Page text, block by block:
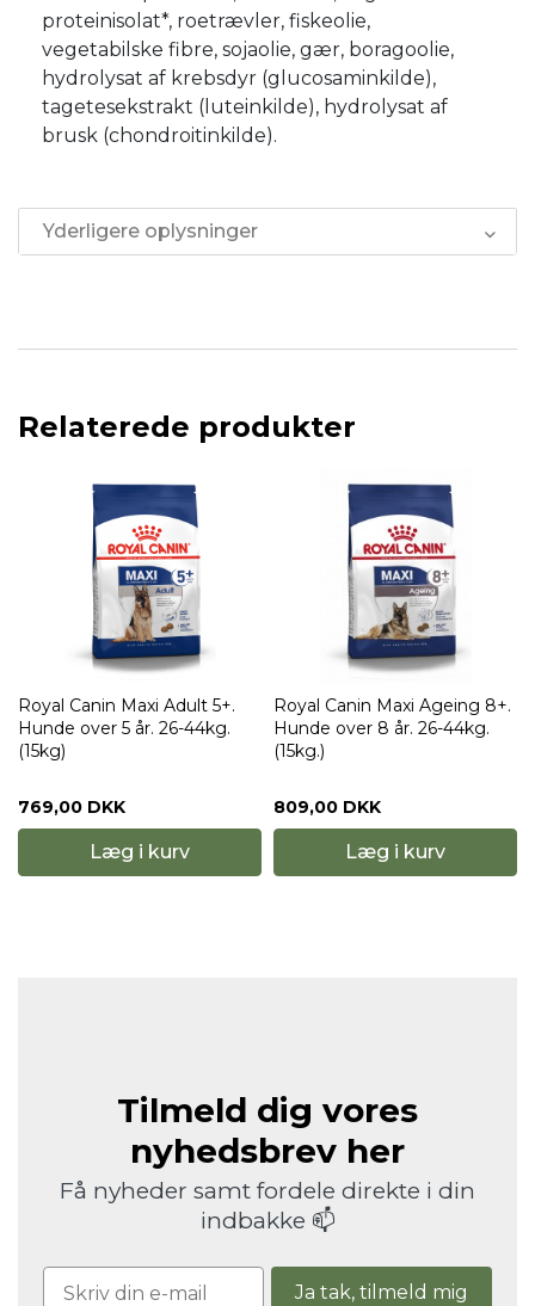
proteinisolat*, roetrævler, fiskeolie,
vegetabilske fibre, sojaolie, gær, boragoolie,
hydrolysat af krebsdyr (glucosaminkilde),
tagetesekstrakt (luteinkilde), hydrolysat af
brusk (chondroitinkilde).
Yderligere oplysninger
Relaterede produkter
Royal Canin Maxi Adult 5+.
Hunde over 5 år. 26-44kg.
(15kg)
769,00 DKK
Læg i kurv
Royal Canin Maxi Ageing 8+.
Hunde over 8 år. 26-44kg.
(15kg.)
809,00 DKK
Læg i kurv
Tilmeld dig vores
nyhedsbrev her
Få nyheder samt fordele direkte i din
indbakke 📫
Ja tak, tilmeld mig